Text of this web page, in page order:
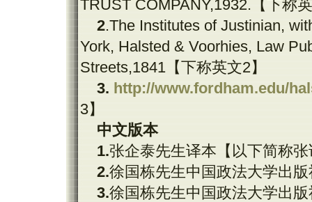
TRUST COMPANY,1932. 【下称
2.The Institutes of Justinian,
York, Halsted & Voorhies, Law
Streets,1841 【下称英文2】
3. http://www.fordham.edu/
3】
中文版本
1.张企泰先生译本【以下简称
2.徐国栋先生中国政法大学出版
3.徐国栋先生中国政法大学出版